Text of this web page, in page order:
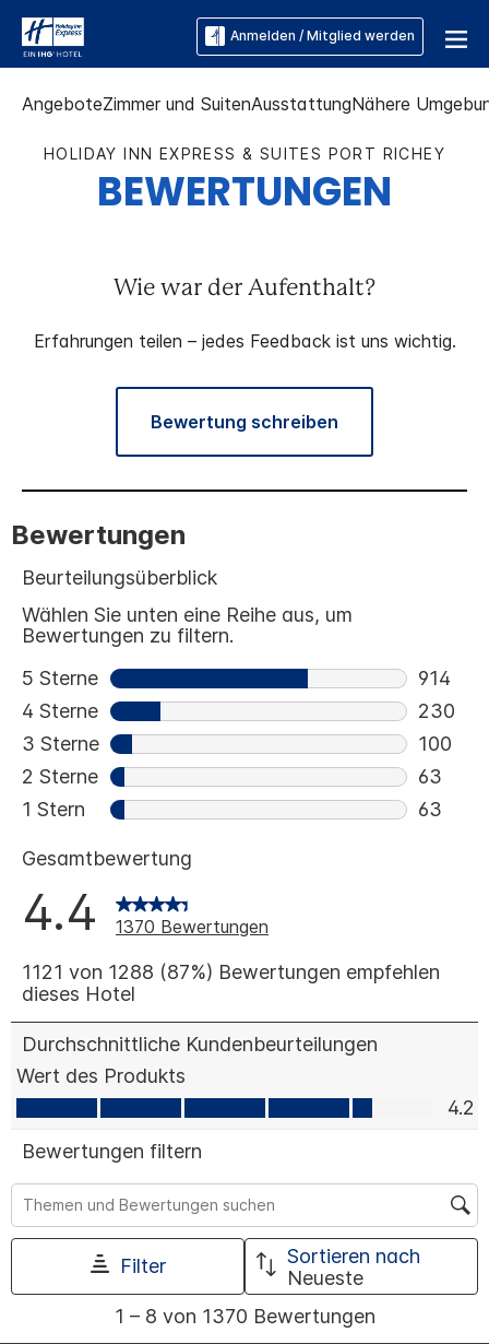
Anmelden / Mitglied werden
AngeboteZimmer und SuitenAusstattungNähere
HOLIDAY INN EXPRESS & SUITES PORT RICHEY
BEWERTUNGEN
Wie war der Aufenthalt?
Erfahrungen teilen – jedes Feedback ist uns wichtig.
Bewertung schreiben